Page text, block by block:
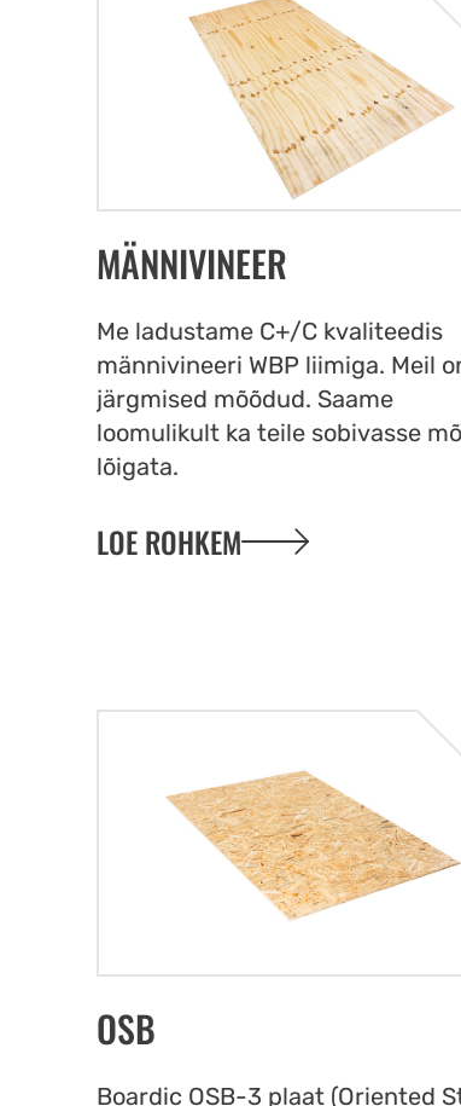
MÄNNIVINEER
Me ladustame C+/C kvaliteedis
männivineeri WBP liimiga. Meil
järgmised mõõdud. Saame
loomulikult ka teile sobivasse
lõigata.
LOE ROHKEM
OSB
Boardic OSB-3 plaat (Oriented